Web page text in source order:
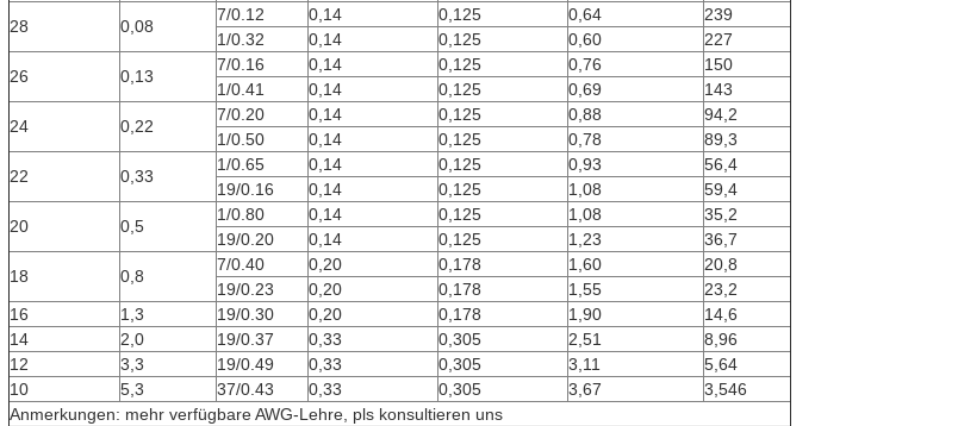
28
0,08
7/0.12 0,14 0,125 0,64
239
1/0.32
0,14 0,125 0,60
227
26
0,13
7/0.16 0,14 0,125 0,76
150
1/0.41
0,14 0,125 0,69
143
24
0,22
7/0.20 0,14 0,125 0,88
94,2
1/0.50
0,14 0,125 0,78
89,3
22
0,33
1/0.65 0,14 0,125 0,93
56,4
19/0.16
0,14 0,125 1,08
59,4
20
0,5
1/0.80 0,14 0,125 1,08
35,2
19/0.20
0,14 0,125 1,23
36,7
18
0,8
7/0.40 0,20 0,178 1,60
20,8
19/0.23
0,20 0,178 1,55
23,2
16
1,3 19/0.30 0,20 0,178 1,90
14,6
14
2,0 19/0.37 0,33 0,305 2,51
8,96
12
3,3 19/0.49 0,33 0,305 3,11
5,64
10
5,3 37/0.43 0,33 0,305 3,67
3,546
Anmerkungen: mehr verfügbare AWG-Lehre, pls konsultieren uns